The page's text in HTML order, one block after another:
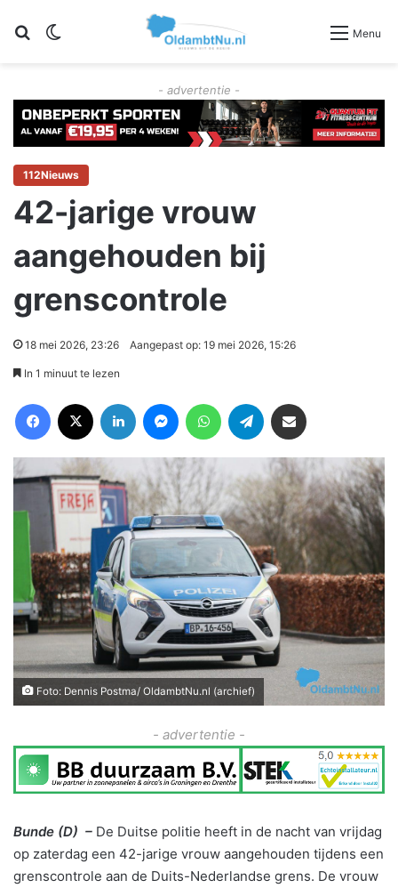
Zoeken Menu
- advertentie -
112Nieuws
42-jarige vrouw
aangehouden bij
grenscontrole
18 mei 2026, 23:26 Aangepast op: 19 mei 2026, 15:26
In 1 minuut te lezen
Foto: Dennis Postma/ OldambtNu.nl (archief)
- advertentie -
Bunde (D) – De Duitse politie heeft in de nacht van vrijdag
op zaterdag een 42-jarige vrouw aangehouden tijdens een
grenscontrole aan de Duits-Nederlandse grens. De vrouw